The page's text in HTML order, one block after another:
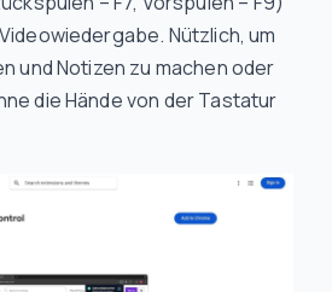
Nützlich, um
und Notizen zu machen oder
die Hände von der Tastatur